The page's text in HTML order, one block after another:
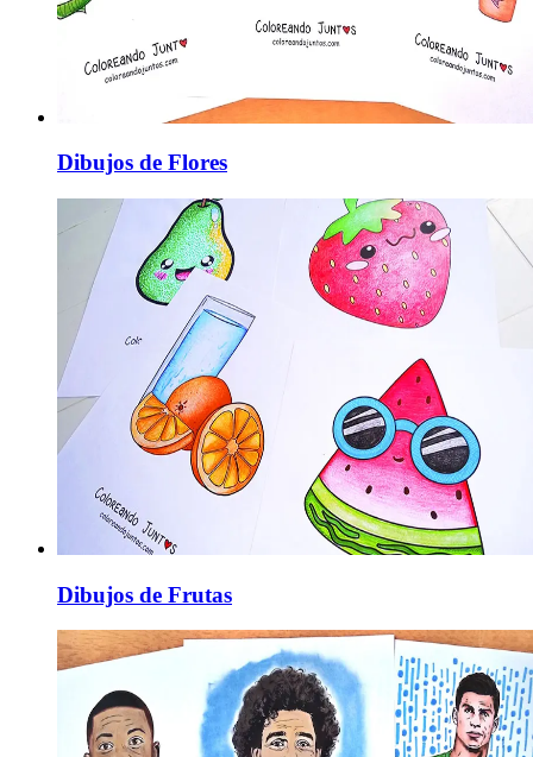
Dibujos de Flores
Dibujos de Frutas